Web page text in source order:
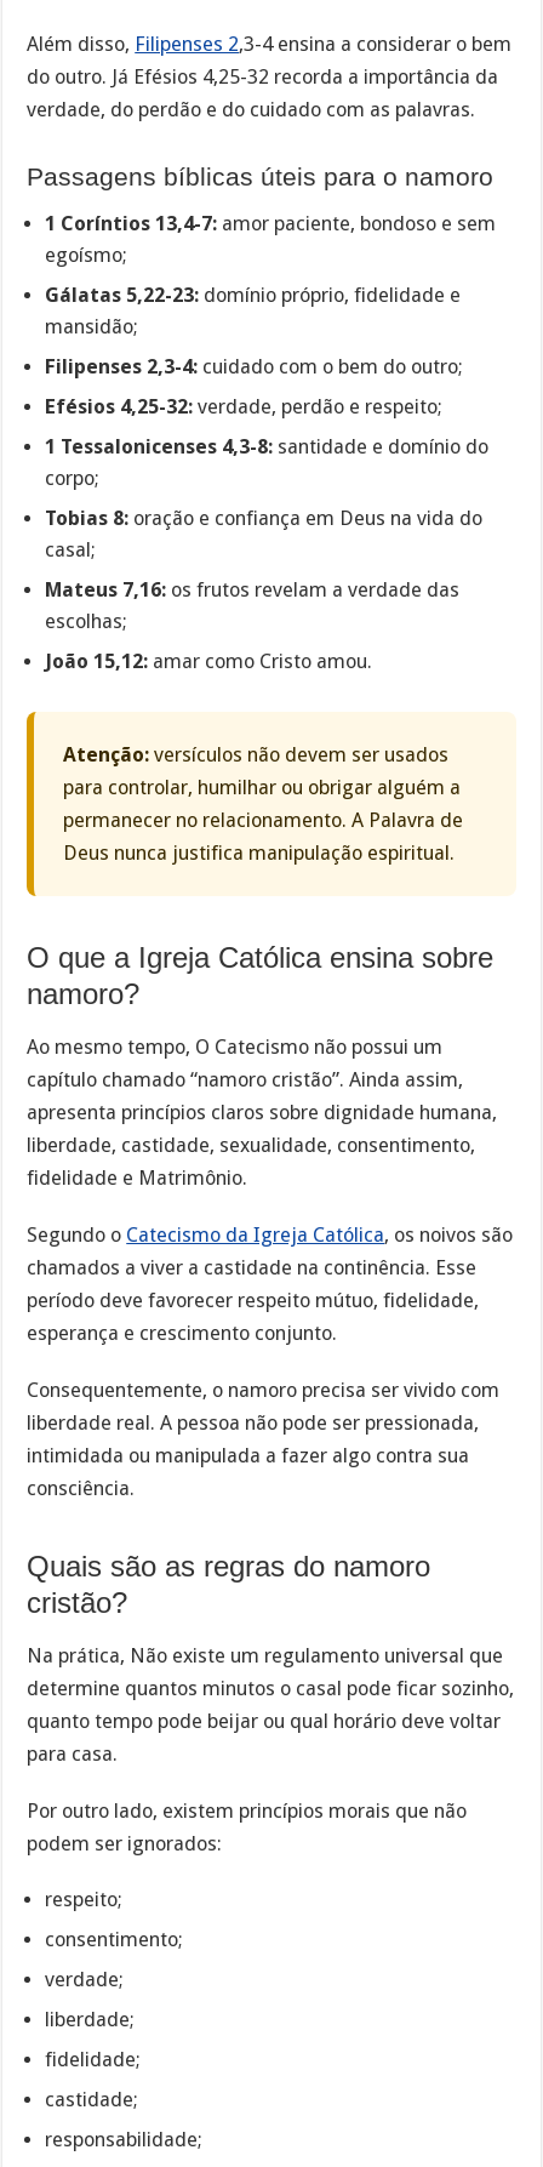
Além disso, Filipenses 2,3-4 ensina a considerar o bem
do outro. Já Efésios 4,25-32 recorda a importância da
verdade, do perdão e do cuidado com as palavras.
Passagens bíblicas úteis para o namoro
1 Coríntios 13,4-7: amor paciente, bondoso e sem
egoísmo;
Gálatas 5,22-23: domínio próprio, fidelidade e
mansidão;
Filipenses 2,3-4: cuidado com o bem do outro;
Efésios 4,25-32: verdade, perdão e respeito;
1 Tessalonicenses 4,3-8: santidade e domínio do
corpo;
Tobias 8: oração e confiança em Deus na vida do
casal;
Mateus 7,16: os frutos revelam a verdade das
escolhas;
João 15,12: amar como Cristo amou.
Atenção: versículos não devem ser usados
para controlar, humilhar ou obrigar alguém a
permanecer no relacionamento. A Palavra de
Deus nunca justifica manipulação espiritual.
O que a Igreja Católica ensina sobre
namoro?
Ao mesmo tempo, O Catecismo não possui um
capítulo chamado “namoro cristão”. Ainda assim,
apresenta princípios claros sobre dignidade humana,
liberdade, castidade, sexualidade, consentimento,
fidelidade e Matrimônio.
Segundo o Catecismo da Igreja Católica, os noivos são
chamados a viver a castidade na continência. Esse
período deve favorecer respeito mútuo, fidelidade,
esperança e crescimento conjunto.
Consequentemente, o namoro precisa ser vivido com
liberdade real. A pessoa não pode ser pressionada,
intimidada ou manipulada a fazer algo contra sua
consciência.
Quais são as regras do namoro
cristão?
Na prática, Não existe um regulamento universal que
determine quantos minutos o casal pode ficar sozinho,
quanto tempo pode beijar ou qual horário deve voltar
para casa.
Por outro lado, existem princípios morais que não
podem ser ignorados:
respeito;
consentimento;
verdade;
liberdade;
fidelidade;
castidade;
responsabilidade;